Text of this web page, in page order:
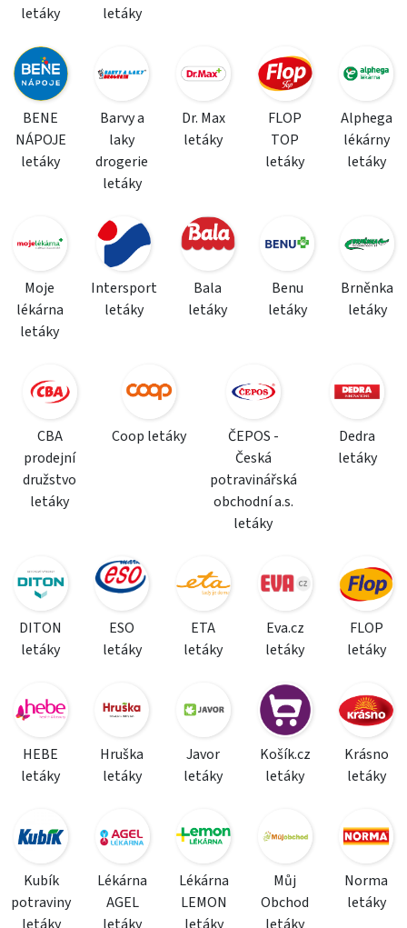
letáky
letáky
BENE
NÁPOJE
letáky
Barvy a
laky
drogerie
letáky
Dr. Max
letáky
FLOP
TOP
letáky
Alphega
lékárny
letáky
Moje
lékárna
letáky
Intersport
letáky
Bala
letáky
Benu
letáky
Brněnka
letáky
CBA
prodejní
družstvo
letáky
Coop letáky
ČEPOS -
Česká
potravinářská
obchodní a.s.
letáky
Dedra
letáky
DITON
letáky
ESO
letáky
ETA
letáky
Eva.cz
letáky
FLOP
letáky
HEBE
letáky
Hruška
letáky
Javor
letáky
Košík.cz
letáky
Krásno
letáky
Kubík
potraviny
Lékárna
AGEL
Lékárna
LEMON
Můj
Obchod
Norma
letáky